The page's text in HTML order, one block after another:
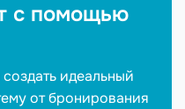
с помощью
идеальный
от бронирования